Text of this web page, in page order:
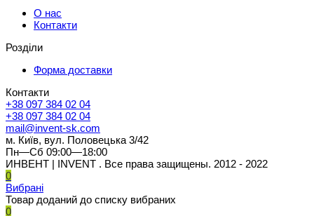
О нас
Контакти
Розділи
Форма доставки
Контакти
+38 097 384 02 04
+38 097 384 02 04
mail@invent-sk.com
м. Київ, вул. Половецька 3/42
Пн—Сб 09:00—18:00
ИНВЕНТ | INVENT . Все права защищены. 2012 - 2022
0
Вибрані
Товар доданий до списку вибраних
0